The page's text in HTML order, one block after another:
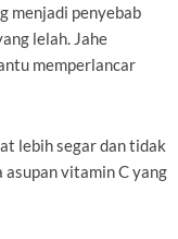
menjadi penyebab
lelah. Jahe
memperlancar
lebih segar dan tidak
asupan vitamin C yang